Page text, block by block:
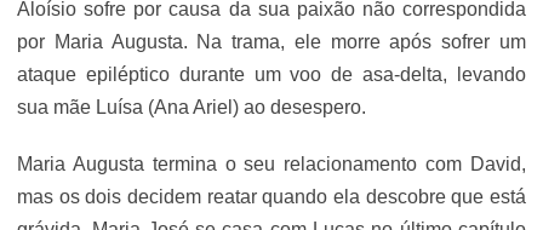
Aloísio sofre por causa da sua paixão não correspondida
por Maria Augusta. Na trama, ele morre após sofrer um
ataque epiléptico durante um voo de asa-delta, levando
sua mãe Luísa (Ana Ariel) ao desespero.
Maria Augusta termina o seu relacionamento com David,
mas os dois decidem reatar quando ela descobre que está